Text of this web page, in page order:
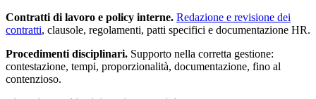
Contratti di lavoro e policy interne. Redazione e revisione dei
contratti, clausole, regolamenti, patti specifici e documentazione HR.
Procedimenti disciplinari. Supporto nella corretta gestione:
contestazione, tempi, proporzionalità, documentazione, fino al
contenzioso.